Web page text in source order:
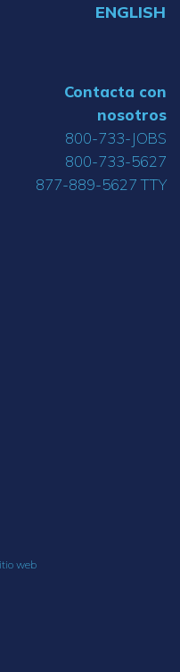
ENGLISH
Contacta con
nosotros
800-733-JOBS
800-733-5627
877-889-5627 TTY
web